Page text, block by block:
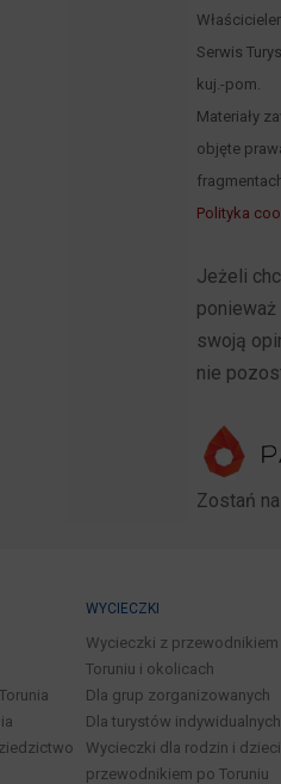
Serwis
kuj.-pom.
Materiały
objęte
Polityka
Jeżeli
swoją
nie
Zostań
WYCIECZKI
Wycieczki z
Toruniu i okolicach
Dla grup zorganizowanych
Dla turystów indywidualnych
Wycieczki dla rodzin i
przewodnikiem po Toruniu